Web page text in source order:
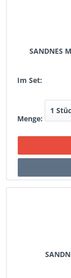
SANDNES
Im Set:
Menge: